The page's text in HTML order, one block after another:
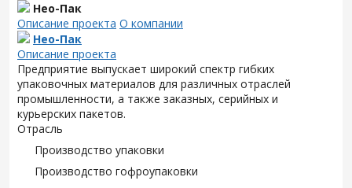
Нео-Пак
Описание проекта О компании
Нео-Пак
Описание проекта
Предприятие выпускает широкий спектр гибких
упаковочных материалов для различных отраслей
промышленности, а также заказных, серийных и
курьерских пакетов.
Отрасль
Производство упаковки
Производство гофроупаковки